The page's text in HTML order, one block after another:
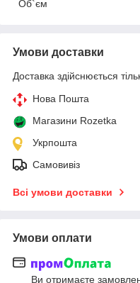
Об`єм
Умови доставки
Доставка здійснюється
Нова Пошта
Магазини Rozetka
Укрпошта
Самовивіз
Всі умови доставки
Умови оплати
Ви отримаєте